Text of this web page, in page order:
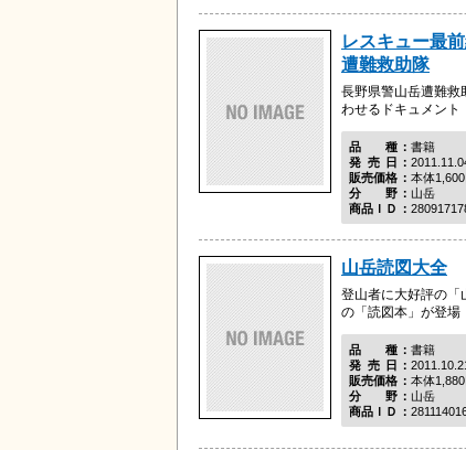
レスキュー最
遭難救助隊
長野県警山岳遭難救
わせるドキュメント
品種書籍
発売日
販売価格
本体
分野山岳
商品ＩＤ
山岳読図大全
登山者に大好評の「
の「読図本」が登場
品種書籍
発売日
販売価格
本体
分野山岳
商品ＩＤ